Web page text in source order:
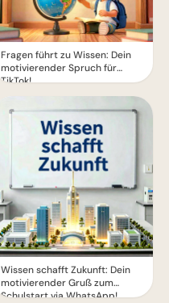
Fragen führt zu Wissen: Dein
motivierender Spruch für
TikTok!
Wissen schafft Zukunft: Dein
motivierender Gruß zum
Schulstart via WhatsApp!